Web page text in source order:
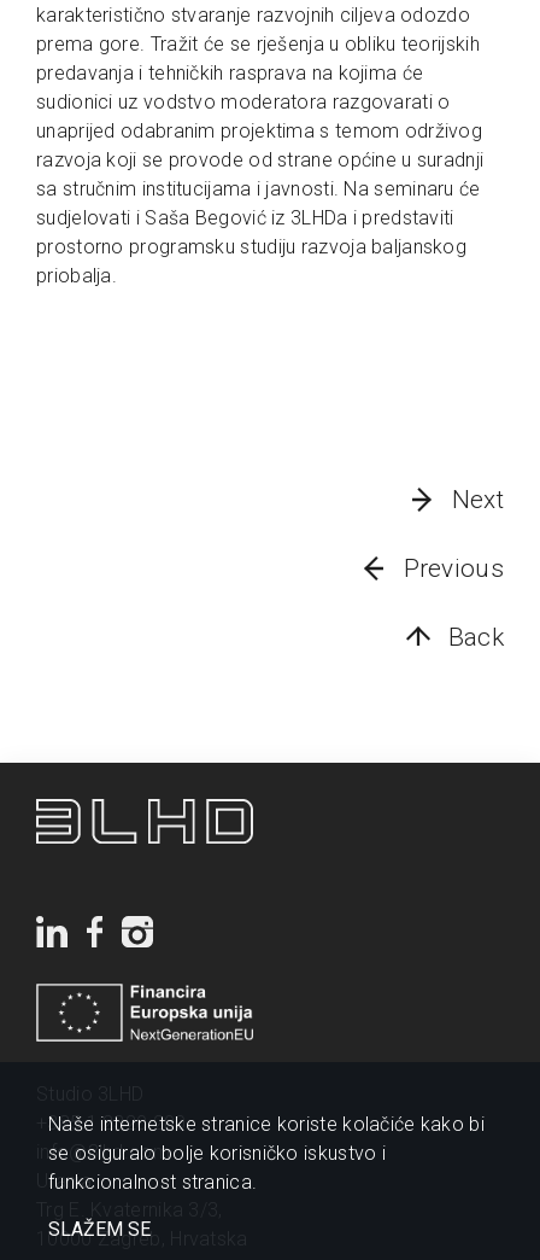
karakteristično stvaranje razvojnih ciljeva odozdo
prema gore. Tražit će se rješenja u obliku teorijskih
predavanja i tehničkih rasprava na kojima će
sudionici uz vodstvo moderatora razgovarati o
unaprijed odabranim projektima s temom održivog
razvoja koji se provode od strane općine u suradnji
sa stručnim institucijama i javnosti. Na seminaru će
sudjelovati i Saša Begović iz 3LHDa i predstaviti
prostorno programsku studiju razvoja baljanskog
priobalja.
Next
Previous
Back
+385 1 2320 200
info@3lhd.com
Urania
10000 Zagreb, Hrvatska
Naše internetske stranice koriste kolačiće kako bi
se osiguralo bolje korisničko iskustvo i
funkcionalnost stranica.
SLAŽEM SE